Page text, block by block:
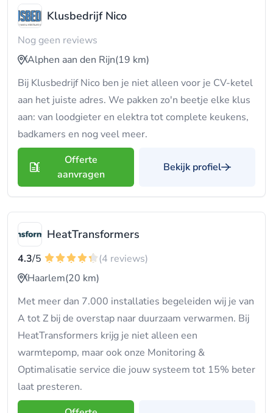
Klusbedrijf Nico
Nog geen reviews
Alphen aan den Rijn(19 km)
Bij Klusbedrijf Nico ben je niet alleen voor je CV-ketel
aan het juiste adres. We pakken zo'n beetje elke klus
aan: van loodgieter en elektra tot complete keukens,
badkamers en nog veel meer.
Offerte
aanvragen
Bekijk profiel
HeatTransformers
4.3/5
(4 reviews)
Haarlem(20 km)
Met meer dan 7.000 installaties begeleiden wij je van
A tot Z bij de overstap naar duurzaam verwarmen. Bij
HeatTransformers krijg je niet alleen een
warmtepomp, maar ook onze Monitoring &
Optimalisatie service die jouw systeem tot 15% beter
laat presteren.